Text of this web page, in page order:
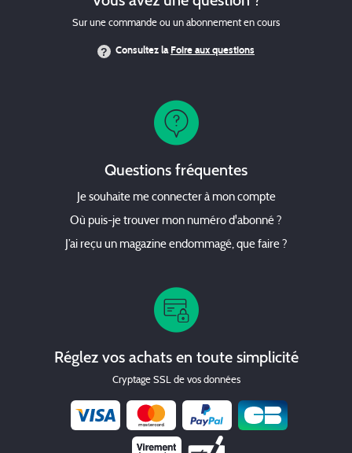
Sur une commande ou un abonnement en cours
Consultez laFoire aux questions
Questions fréquentes
Je souhaite me connecter à mon compte
Où puis-je trouver mon numéro d'abonné ?
J’ai reçu un magazine endommagé, que faire ?
Réglez vos achats en toute simplicité
Cryptage SSL de vos données
Chèque